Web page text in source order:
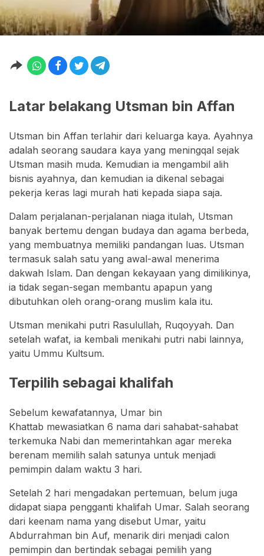
Latar belakang Utsman bin Affan
Utsman bin Affan terlahir dari keluarga kaya. Ayahnya
adalah seorang saudara kaya yang meningqal sejak
Utsman masih muda. Kemudian ia mengambil alih
bisnis ayahnya, dan kemudian ia dikenal sebagai
pekerja keras lagi murah hati kepada siapa saja.
Dalam perjalanan-perjalanan niaga itulah, Utsman
banyak bertemu dengan budaya dan agama berbeda,
yang membuatnya memiliki pandangan luas. Utsman
termasuk salah satu yang awal-awal menerima
dakwah Islam. Dan dengan kekayaan yang dimilikinya,
ia tidak segan-segan membantu apapun yang
dibutuhkan oleh orang-orang muslim kala itu.
Utsman menikahi putri Rasulullah, Ruqoyyah. Dan
setelah wafat, ia kembali menikahi putri nabi lainnya,
yaitu Ummu Kultsum.
Terpilih sebagai khalifah
Sebelum kewafatannya, Umar bin
Khattab mewasiatkan 6 nama dari sahabat-sahabat
terkemuka Nabi dan memerintahkan agar mereka
berenam memilih salah satunya untuk menjadi
pemimpin dalam waktu 3 hari.
Setelah 2 hari mengadakan pertemuan, belum juga
didapat siapa pengganti khalifah Umar. Salah seorang
dari keenam nama yang disebut Umar, yaitu
Abdurrahman bin Auf, menarik diri menjadi calon
pemimpin dan bertindak sebagai pemilih yang